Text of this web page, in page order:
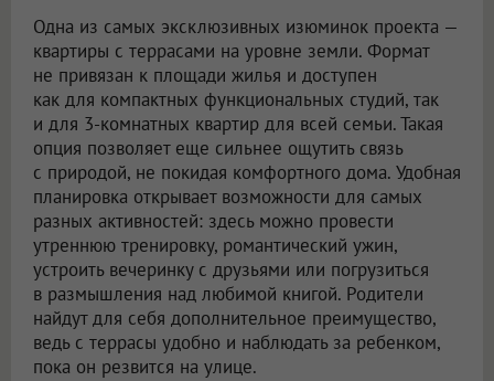
Одна из самых эксклюзивных изюминок проекта —
квартиры с террасами на уровне земли. Формат
не привязан к площади жилья и доступен
как для компактных функциональных студий, так
и для 3-комнатных квартир для всей семьи. Такая
опция позволяет еще сильнее ощутить связь
с природой, не покидая комфортного дома. Удобная
планировка открывает возможности для самых
разных активностей: здесь можно провести
утреннюю тренировку, романтический ужин,
устроить вечеринку с друзьями или погрузиться
в размышления над любимой книгой. Родители
найдут для себя дополнительное преимущество,
ведь с террасы удобно и наблюдать за ребенком,
пока он резвится на улице.